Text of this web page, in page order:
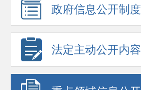
政府信息公开制度
法定主动公开内容